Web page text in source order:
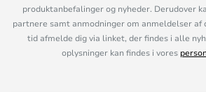
produktanbefalinger og nyheder. Derudover
partnere samt anmodninger om anmeldelser af
tid afmelde dig via linket, der findes i alle
oplysninger kan findes i vores